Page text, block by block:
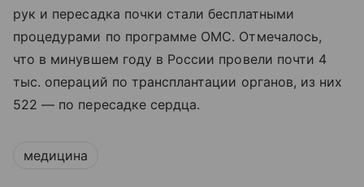
рук и пересадка почки стали бесплатными
процедурами по программе ОМС. Отмечалось,
что в минувшем году в России провели почти 4
тыс. операций по трансплантации органов, из них
522 — по пересадке сердца.
медицина